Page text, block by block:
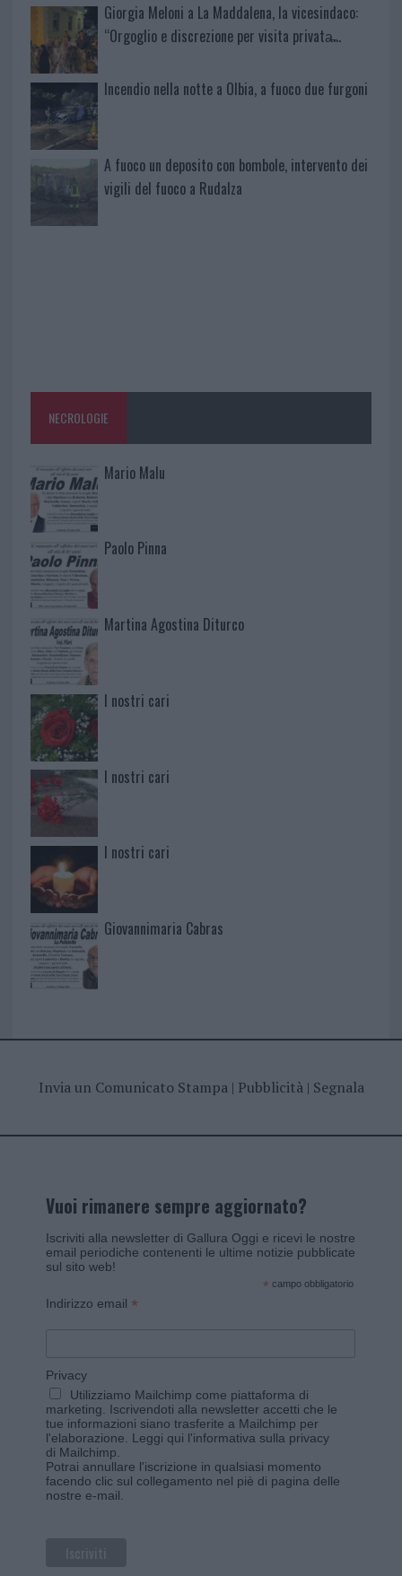
Giorgia Meloni a La Maddalena, la vicesindaco:
“Orgoglio e discrezione per visita privata̶…
Incendio nella notte a Olbia, a fuoco due furgoni
A fuoco un deposito con bombole, intervento dei
vigili del fuoco a Rudalza
NECROLOGIE
Mario Malu
Paolo Pinna
Martina Agostina Diturco
I nostri cari
I nostri cari
I nostri cari
Giovannimaria Cabras
Invia un Comunicato Stampa| Pubblicità| Segnala
Vuoi rimanere sempre aggiornato?
Iscriviti alla newsletter di Gallura Oggi e ricevi le nostre
email periodiche contenenti le ultime notizie pubblicate
sul sito web!
* campo obbligatorio
Indirizzo email *
Privacy
Utilizziamo Mailchimp come piattaforma di
marketing. Iscrivendoti alla newsletter accetti che le
tue informazioni siano trasferite a Mailchimp per
l'elaborazione. Leggi qui l'informativa sulla privacy
di Mailchimp
Potrai annullare l'iscrizione in qualsiasi momento
facendo clic sul collegamento nel piè di pagina delle
nostre e-mail.